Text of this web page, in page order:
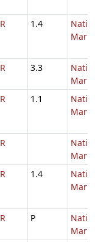
R 1.4
R 3.3
R 1.1
R
R 1.4
R P